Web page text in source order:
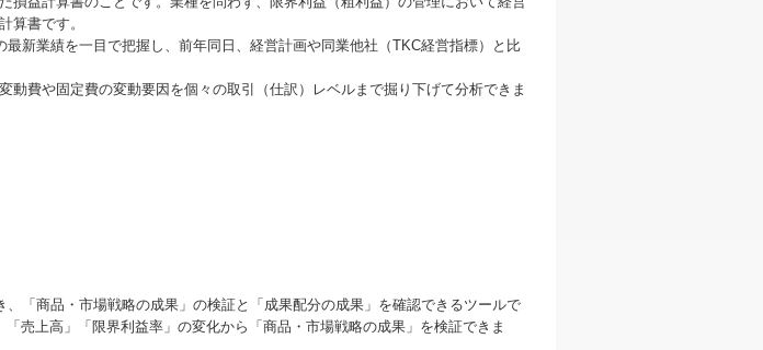
算書です。
最新業績を一目で把握し、前年同日、経営計画や同業他社（TKC経営指標）と比
動費や固定費の変動要因を個々の取引（仕訳）レベルまで掘り下げて分析できま
、「商品・市場戦略の成果」の検証と「成果配分の成果」を確認できるツールで
売上⾼」「限界利益率」の変化から「商品・市場戦略の成果」を検証できま